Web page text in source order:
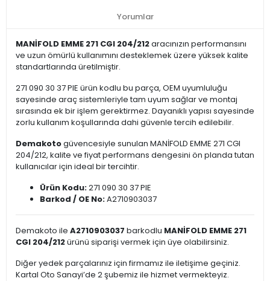
Yorumlar
MANİFOLD EMME 271 CGI 204/212aracınızın performansını
ve uzun ömürlü kullanımını desteklemek üzere yüksek kalite
standartlarında üretilmiştir.
271 090 30 37 PIE ürün kodlu bu parça, OEM uyumluluğu
sayesinde araç sistemleriyle tam uyum sağlar ve montaj
sırasında ek bir işlem gerektirmez. Dayanıklı yapısı sayesinde
zorlu kullanım koşullarında dahi güvenle tercih edilebilir.
Demakotogüvencesiyle sunulan MANİFOLD EMME 271 CGI
204/212, kalite ve fiyat performans dengesini ön planda tutan
kullanıcılar için ideal bir tercihtir.
Ürün Kodu:271 090 30 37 PIE
Barkod / OE No:A2710903037
Demakoto ile A2710903037 barkodlu MANİFOLD EMME 271
CGI 204/212ürünü siparişi vermek için üye olabilirsiniz.
Diğer yedek parçalarınız için firmamız ile iletişime geçiniz.
Kartal Oto Sanayi’de 2 şubemiz ile hizmet vermekteyiz.